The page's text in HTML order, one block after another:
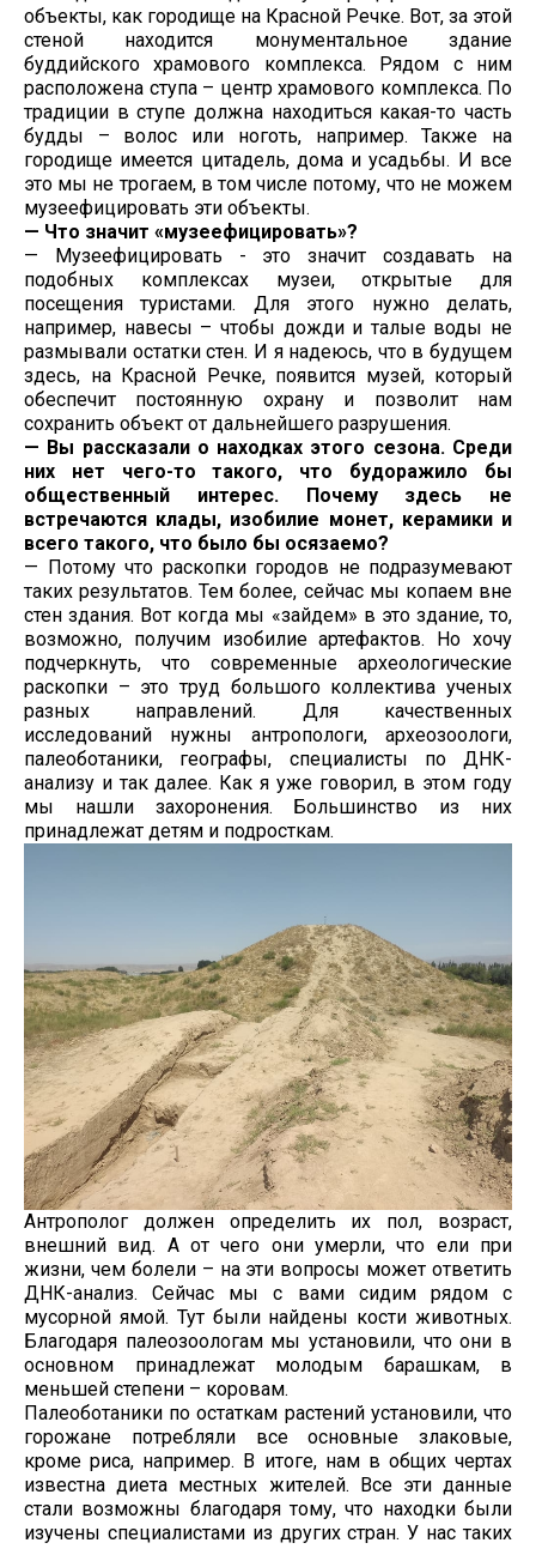
объекты, как городище на Красной Речке. Вот, за этой
стеной находится монументальное здание
буддийского храмового комплекса. Рядом с ним
расположена ступа – центр храмового комплекса. По
традиции в ступе должна находиться какая-то часть
будды – волос или ноготь, например. Также на
городище имеется цитадель, дома и усадьбы. И все
это мы не трогаем, в том числе потому, что не можем
музеефицировать эти объекты.
— Что значит «музеефицировать»?
— Музеефицировать - это значит создавать на
подобных комплексах музеи, открытые для
посещения туристами. Для этого нужно делать,
например, навесы – чтобы дожди и талые воды не
размывали остатки стен. И я надеюсь, что в будущем
здесь, на Красной Речке, появится музей, который
обеспечит постоянную охрану и позволит нам
сохранить объект от дальнейшего разрушения.
— Вы рассказали о находках этого сезона. Среди
них нет чего-то такого, что будоражило бы
общественный интерес. Почему здесь не
встречаются клады, изобилие монет, керамики и
всего такого, что было бы осязаемо?
— Потому что раскопки городов не подразумевают
таких результатов. Тем более, сейчас мы копаем вне
стен здания. Вот когда мы «зайдем» в это здание, то,
возможно, получим изобилие артефактов. Но хочу
подчеркнуть, что современные археологические
раскопки – это труд большого коллектива ученых
разных направлений. Для качественных
исследований нужны антропологи, археозоологи,
палеоботаники, географы, специалисты по ДНК-
анализу и так далее. Как я уже говорил, в этом году
мы нашли захоронения. Большинство из них
принадлежат детям и подросткам.
Антрополог должен определить их пол, возраст,
внешний вид. А от чего они умерли, что ели при
жизни, чем болели – на эти вопросы может ответить
ДНК-анализ. Сейчас мы с вами сидим рядом с
мусорной ямой. Тут были найдены кости животных.
Благодаря палеозоологам мы установили, что они в
основном принадлежат молодым барашкам, в
меньшей степени – коровам.
Палеоботаники по остаткам растений установили, что
горожане потребляли все основные злаковые,
кроме риса, например. В итоге, нам в общих чертах
известна диета местных жителей. Все эти данные
стали возможны благодаря тому, что находки были
изучены специалистами из других стран. У нас таких